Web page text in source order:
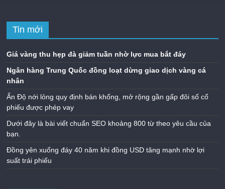
Tin mới
Giá vàng thu hẹp đà giảm tuần nhờ lực mua bắt đáy
Ngân hàng Trung Quốc đồng loạt dừng giao dịch vàng cá
nhân
Ấn Độ nới lỏng quy định bán khống, mở rộng gần gấp đôi số cổ
phiếu được phép vay
Dưới đây là bài viết chuẩn SEO khoảng 800 từ theo yêu cầu của
bạn.
Đồng yên xuống đáy 40 năm khi đồng USD tăng mạnh nhờ lợi
suất trái phiếu